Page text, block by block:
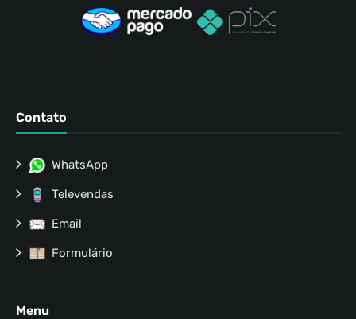
Contato
WhatsApp
Televendas
Email
Formulário
Menu